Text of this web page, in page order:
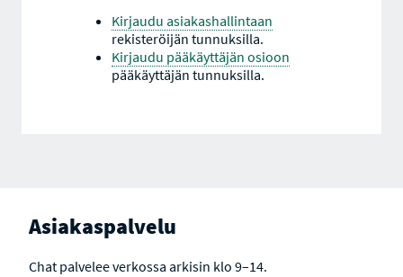
Kirjaudu asiakashallintaan
rekisteröijän tunnuksilla.
Kirjaudu pääkäyttäjän osioon
pääkäyttäjän tunnuksilla.
Asiakaspalvelu
Chat palvelee verkossa arkisin klo 9–14.